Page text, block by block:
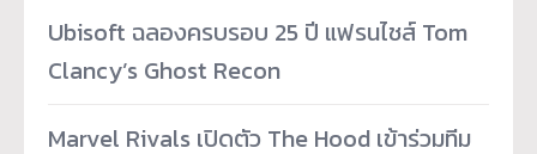
Ubisoft ฉลองครบรอบ 25 ปี แฟรนไชส์ Tom
Clancy’s Ghost Recon
Marvel Rivals เปิดตัว The Hood เข้าร่วมทีม